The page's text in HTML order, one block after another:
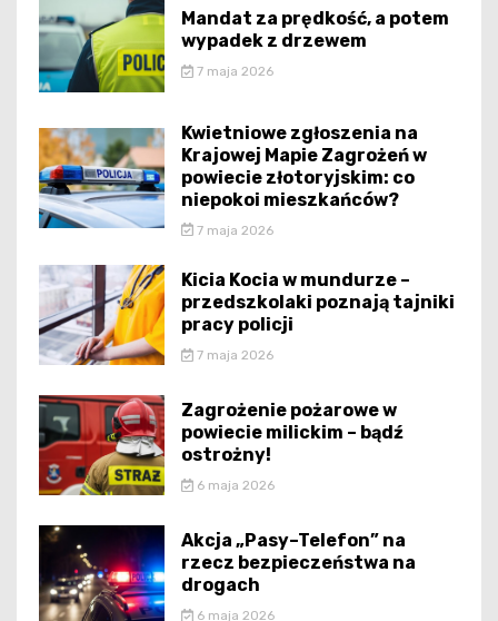
Mandat za prędkość, a potem
wypadek z drzewem
7 maja 2026
Kwietniowe zgłoszenia na
Krajowej Mapie Zagrożeń w
powiecie złotoryjskim: co
niepokoi mieszkańców?
7 maja 2026
Kicia Kocia w mundurze –
przedszkolaki poznają tajniki
pracy policji
7 maja 2026
Zagrożenie pożarowe w
powiecie milickim – bądź
ostrożny!
6 maja 2026
Akcja „Pasy–Telefon” na
rzecz bezpieczeństwa na
drogach
6 maja 2026